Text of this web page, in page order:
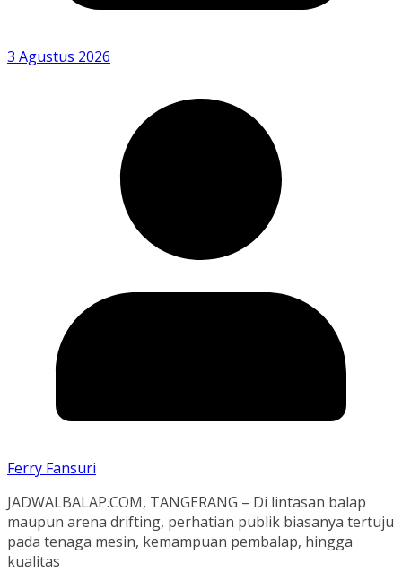
3 Agustus 2026
Ferry Fansuri
JADWALBALAP.COM, TANGERANG – Di lintasan balap
maupun arena drifting, perhatian publik biasanya tertuju
pada tenaga mesin, kemampuan pembalap, hingga
kualitas